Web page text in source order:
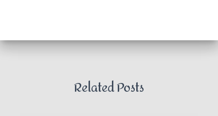
Related Posts